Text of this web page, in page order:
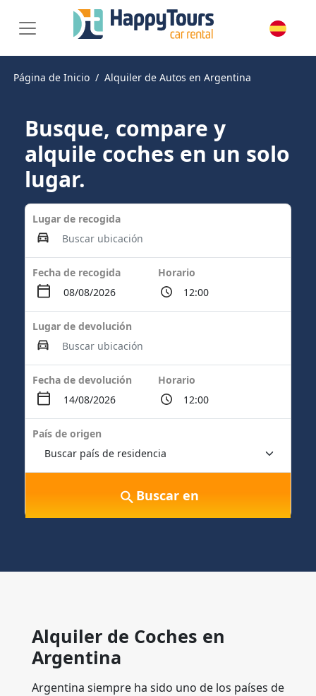
Página de Inicio Alquiler de Autos en Argentina
Busque, compare y
alquile coches en un solo
lugar.
Lugar de recogida
Fecha de recogida Horario
Lugar de devolución
Fecha de devolución Horario
País de origen
Buscar en
Alquiler de Coches en
Argentina
Argentina siempre ha sido uno de los países de